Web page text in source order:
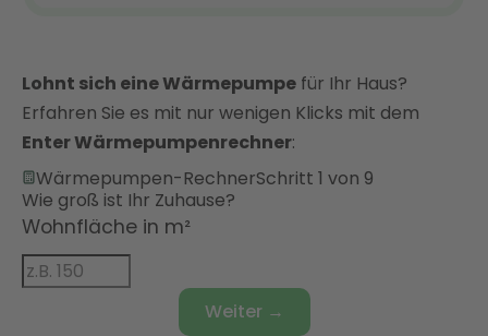
Lohnt sich eine Wärmepumpe für Ihr Haus?
Erfahren Sie es mit nur wenigen Klicks mit dem
Enter Wärmepumpenrechner:
Wärmepumpen-RechnerSchritt 1 von 9
Wie groß ist Ihr Zuhause?
Wohnfläche in m²
Weiter →